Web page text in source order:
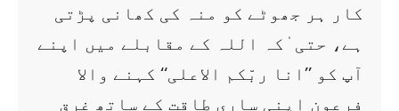
کار ہر جھوٹے کو منہ کی کھانی پڑتی
ہے، حتی ٰکہ اللہ کے مقابلے میں اپنے
آپ کو ’’انا ربّکم الاعلی‘‘ کہنے والا
فرعون اپنی ساری طاقت کے ساتھ غرق